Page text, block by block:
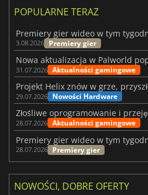
POPULARNE TERAZ
3.08.2026 Premiery gier
31.07.2026 Aktualności gamingowe
29.07.2026 Nowości Hardware
28.07.2026 Aktualności gamingowe
28.07.2026 Premiery gier
NOWOŚCI, DOBRE OFERTY